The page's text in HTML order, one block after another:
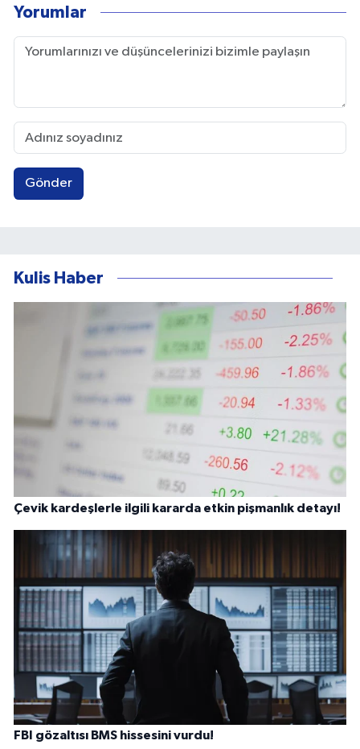
Yorumlar
Gönder
Kulis Haber
Çevik kardeşlerle ilgili kararda etkin pişmanlık detayı!
FBI gözaltısı BMS hissesini vurdu!